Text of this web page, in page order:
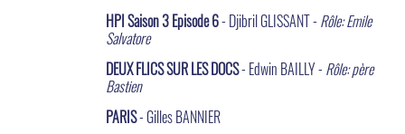
HPI Saison 3 Episode 6- Djibril GLISSANT - Rôle: Emile
Salvatore
DEUX FLICS SUR LES DOCS- Edwin BAILLY - Rôle: père
Bastien
PARIS- Gilles BANNIER